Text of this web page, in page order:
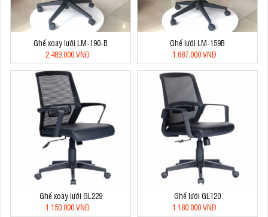
Ghế xoay lưới LM-190-B
2.489.000 VNĐ
Ghế lưới LM-159B
1.687.000 VNĐ
Ghế xoay lưới GL229
1.150.000 VNĐ
Ghế lưới GL120
1.180.000 VNĐ